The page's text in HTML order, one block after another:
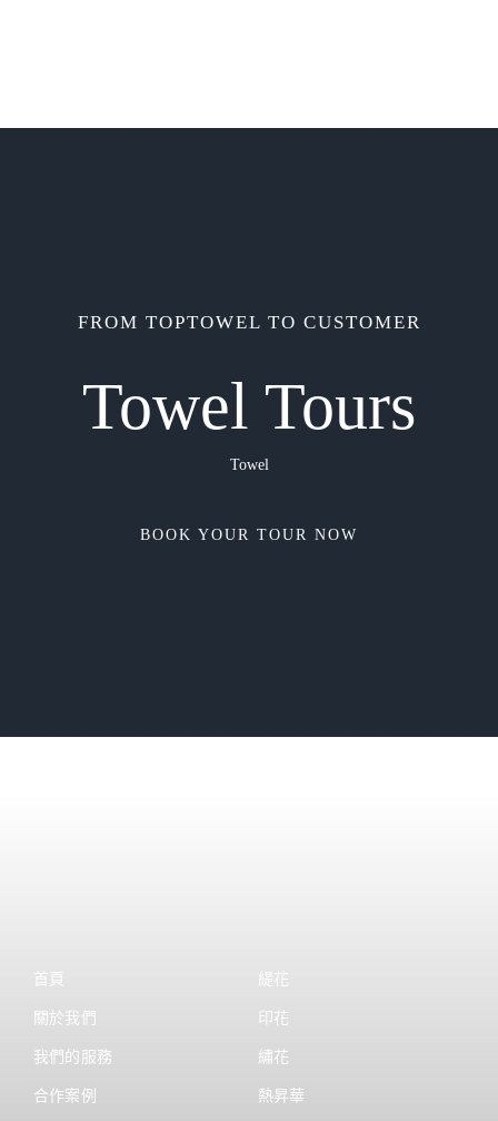
FROM TOPTOWEL TO CUSTOMER
Towel Tours
Towel
BOOK YOUR TOUR NOW
首頁
關於我們
我們的服務
合作案例
緹花
印花
繡花
熱昇華